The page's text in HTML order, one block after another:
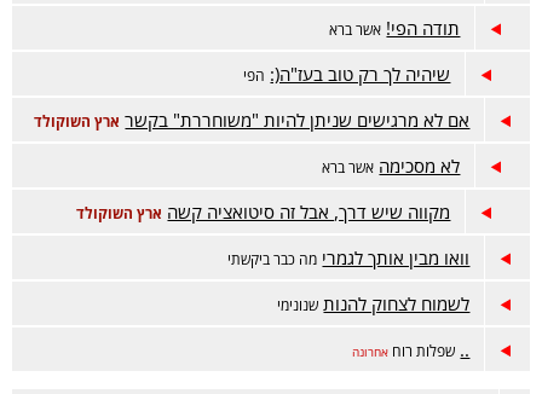
תודה הפי! אשר ברא
שיהיה לך רק טוב בעז"ה(: הפי
אם לא מרגישים שניתן להיות "משוחררת" בקשר ארץ השוקולד
לא מסכימה אשר ברא
מקווה שיש דרך, אבל זה סיטואציה קשה ארץ השוקולד
וואו מבין אותך לגמרי מה כבר ביקשתי
לשמוח לצחוק להנות שנונימי
.. שפלות רוח אחרונה